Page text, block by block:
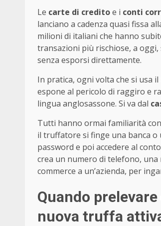
Le carte di creditoe i conti
lanciano a cadenza quasi fissa
milioni di italiani che hanno
transazioni più rischiose, a
senza esporsi direttamente.
In pratica, ogni volta che si usa
espone al pericolo di raggiro e
lingua anglosassone. Si va dal
Tutti hanno ormai familiarità
il truffatore si finge una banca o
password e poi accedere al
crea un numero di telefono,
commerce a un’azienda, per
Quando
nuova truffa